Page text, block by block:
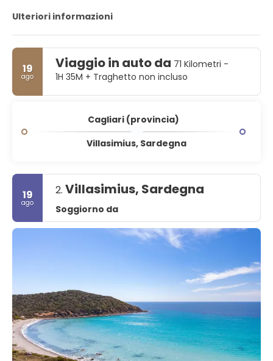
la Provincia di Cagliari. L'attuale presidente è il sindaco di
432.000. Questa cifra può aumentare a causa del
pendolarismo nell'area urbana funzionale a circa 477.000
Ulteriori informazioni
19
ago
Viaggio in auto da 71 Kilometri -
1H 35M + Traghetto non incluso
Cagliari (provincia)
Villasimius, Sardegna
19
ago
2. Villasimius, Sardegna
Soggiorno da